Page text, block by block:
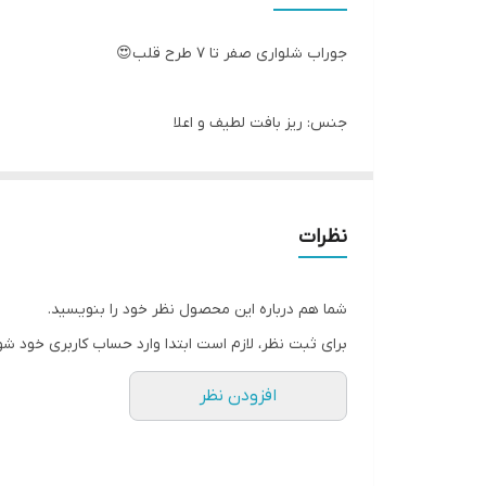
جوراب شلواری صفر تا ۷ طرح قلب😍
جنس: ریز بافت لطیف و اعلا
سایزبندی: ۰.۱.۲.۳.۴.۵.۶.۷
مناسب نوزاد تا حدود ۷ سال
نظرات
شما هم درباره این محصول نظر خود را بنویسید.
برای ثبت نظر، لازم است ابتدا وارد حساب کاربری خود
افزودن نظر